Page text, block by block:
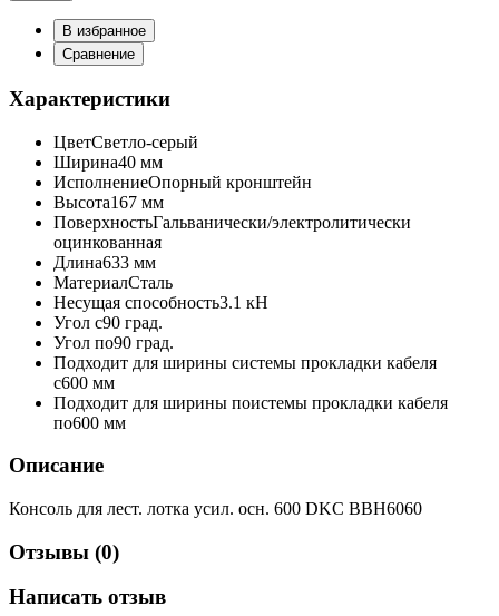
В избранное
Сравнение
Характеристики
ЦветСветло-серый
Ширина40 мм
ИсполнениеОпорный кронштейн
Высота167 мм
ПоверхностьГальванически/электролитически
оцинкованная
Длина633 мм
МатериалСталь
Несущая способность3.1 кН
Угол с90 град.
Угол по90 град.
Подходит для ширины системы прокладки кабеля
с600 мм
Подходит для ширины поистемы прокладки кабеля
по600 мм
Описание
Консоль для лест. лотка усил. осн. 600 DKC BBH6060
Отзывы (0)
Написать отзыв